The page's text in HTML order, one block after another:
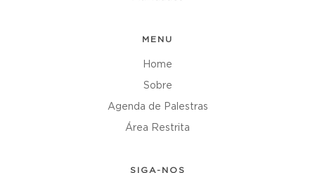
MENU
Home
Sobre
Agenda de Palestras
Área Restrita
SIGA-NOS